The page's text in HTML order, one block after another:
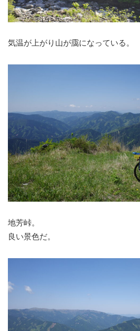
気温が上がり山が靄になっている。
地芳峠。
良い景色だ。